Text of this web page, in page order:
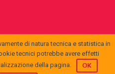
under aCreative © 2017 Open
di natura tecnica e statistica in
tecnici potrebbe avere effetti
della pagina.
OK